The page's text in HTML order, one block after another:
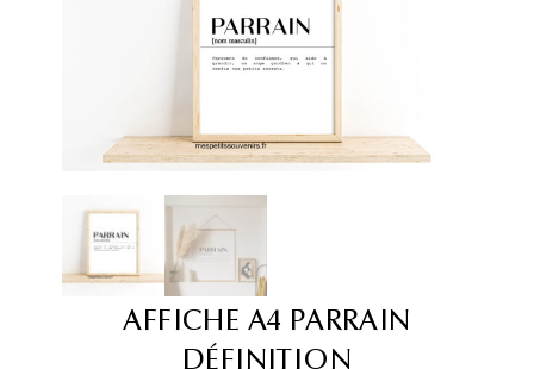
AFFICHE A4 PARRAIN
DÉFINITION